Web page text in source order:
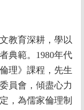
教育深耕，學以
典範。1980年代
理》課程，先生
員會，傾盡心力
，為儒家倫理制